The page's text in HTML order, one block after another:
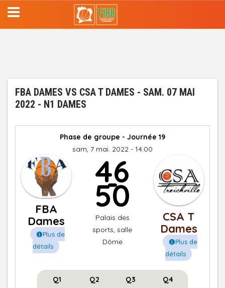
Aller
au
contenu
FBA DAMES VS CSA T DAMES - SAM. 07 MAI
2022 - N1 DAMES
Phase de groupe - Journée 19
sam, 7 mai. 2022 - 14:00
FBA
Dames
Plus de
détails
46
-
50
Palais des
sports, salle
Dôme
CSA T
Dames
Plus de
détails
Q1 Q2 Q3 Q4